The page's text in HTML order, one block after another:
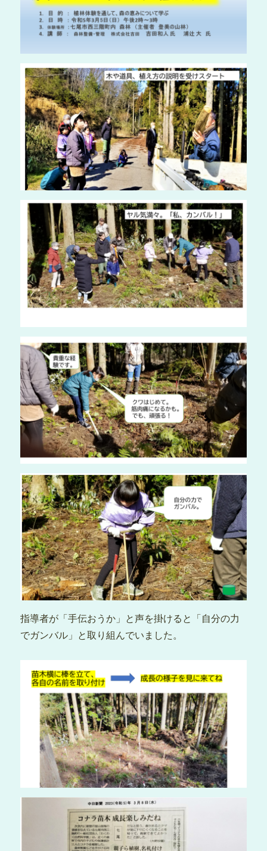
指導者が「手伝おうか」と声を掛けると「自分の力
でガンバル」と取り組んでいました。